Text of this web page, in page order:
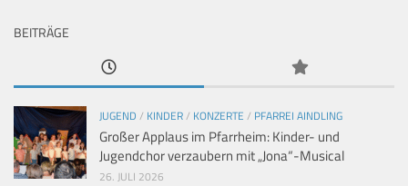
BEITRÄGE
JUGEND / KINDER/ KONZERTE / PFARREI AINDLING
Großer Applaus im Pfarrheim: Kinder- und
Jugendchor verzaubern mit „Jona“-Musical
26. JULI 2026